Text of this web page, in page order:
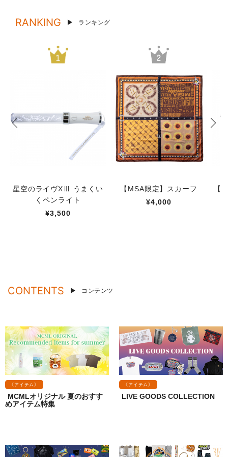
RANKING ランキング
星空のライヴXⅢ うまくい
くペンライト
¥3,500
【MSA限定】スカーフ
¥4,000
【
CONTENTS コンテンツ
《アイテム》
MCMLオリジナル 夏のおすす
めアイテム特集
《アイテム》
LIVE GOODS COLLECTION